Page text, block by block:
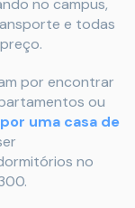
no campus,
e todas
por encontrar
ou
uma casa de
no